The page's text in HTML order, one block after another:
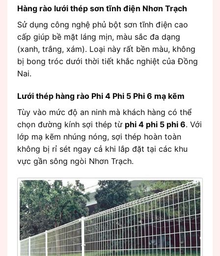
Hàng rào lưới thép sơn tĩnh điện Nhơn Trạch
Sử dụng công nghệ phủ bột sơn tĩnh điện cao
cấp giúp bề mặt láng mịn, màu sắc đa dạng
(xanh, trắng, xám). Loại này rất bền màu, không
bị bong tróc dưới thời tiết khắc nghiệt của Đồng
Nai.
Lưới thép hàng rào Phi 4 Phi 5 Phi 6 mạ kẽm
Tùy vào mức độ an ninh mà khách hàng có thể
chọn đường kính sợi thép từ phi 4 phi 5 phi 6. Với
lớp mạ kẽm nhúng nóng, sợi thép hoàn toàn
không bị rỉ sét ngay cả khi lắp đặt tại các khu
vực gần sông ngòi Nhơn Trạch.